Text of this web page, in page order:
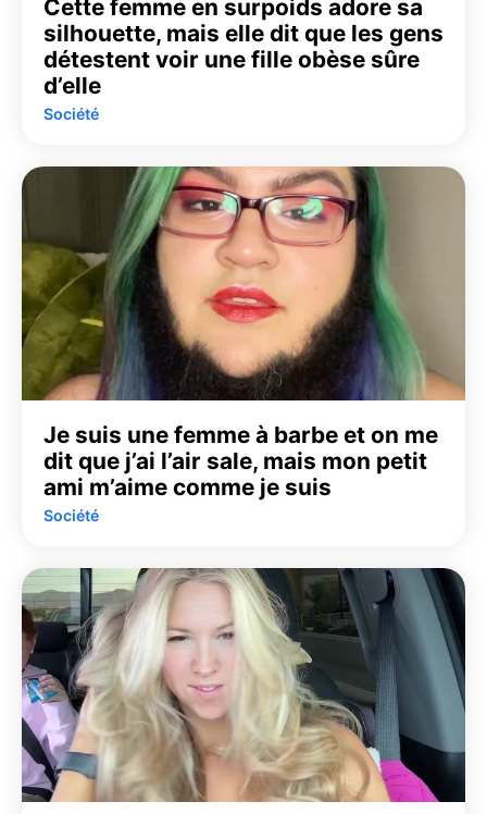
Cette femme en surpoids adore sa
silhouette, mais elle dit que les gens
détestent voir une fille obèse sûre
d’elle
Société
Je suis une femme à barbe et on me
dit que j’ai l’air sale, mais mon petit
ami m’aime comme je suis
Société